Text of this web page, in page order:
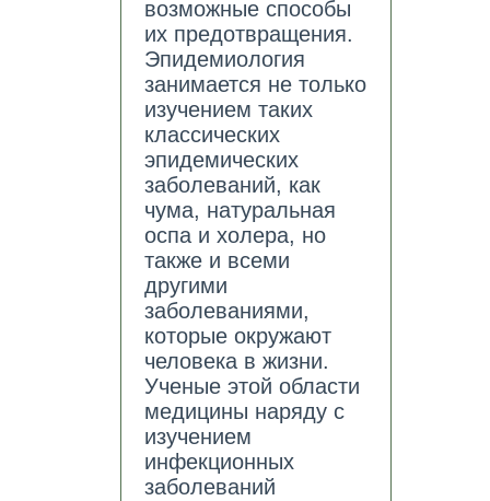
возможные способы
их предотвращения.
Эпидемиология
занимается не только
изучением таких
классических
эпидемических
заболеваний, как
чума, натуральная
оспа и холера, но
также и всеми
другими
заболеваниями,
которые окружают
человека в жизни.
Ученые этой области
медицины наряду с
изучением
инфекционных
заболеваний